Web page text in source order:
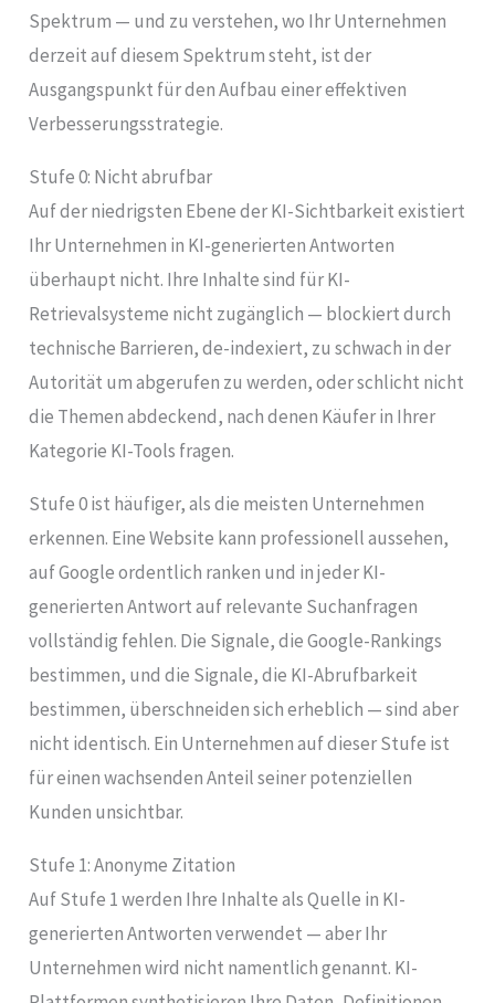
Spektrum — und zu verstehen, wo Ihr Unternehmen
derzeit auf diesem Spektrum steht, ist der
Ausgangspunkt für den Aufbau einer effektiven
Verbesserungsstrategie.
Stufe 0: Nicht abrufbar
Auf der niedrigsten Ebene der KI-Sichtbarkeit existiert
Ihr Unternehmen in KI-generierten Antworten
überhaupt nicht. Ihre Inhalte sind für KI-
Retrievalsysteme nicht zugänglich — blockiert durch
technische Barrieren, de-indexiert, zu schwach in der
Autorität um abgerufen zu werden, oder schlicht nicht
die Themen abdeckend, nach denen Käufer in Ihrer
Kategorie KI-Tools fragen.
Stufe 0 ist häufiger, als die meisten Unternehmen
erkennen. Eine Website kann professionell aussehen,
auf Google ordentlich ranken und in jeder KI-
generierten Antwort auf relevante Suchanfragen
vollständig fehlen. Die Signale, die Google-Rankings
bestimmen, und die Signale, die KI-Abrufbarkeit
bestimmen, überschneiden sich erheblich — sind aber
nicht identisch. Ein Unternehmen auf dieser Stufe ist
für einen wachsenden Anteil seiner potenziellen
Kunden unsichtbar.
Stufe 1: Anonyme Zitation
Auf Stufe 1 werden Ihre Inhalte als Quelle in KI-
generierten Antworten verwendet — aber Ihr
Unternehmen wird nicht namentlich genannt. KI-